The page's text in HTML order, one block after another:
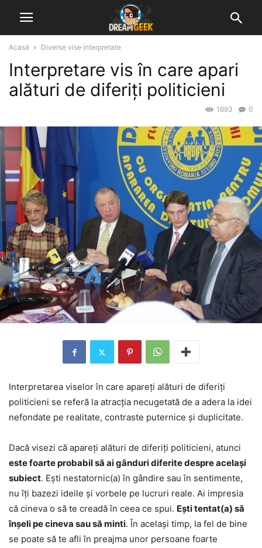
Acasă Diverse vise interpretate
Interpretare vis în care apari
alături de diferiți politicieni
0
1693
Interpretarea viselor în care apareți alături de diferiți
politicieni se referă la atracția necugetată de a adera la idei
nefondate pe realitate, contraste puternice și duplicitate.
Dacă visezi că apareți alături de diferiți politicieni, atunci
este foarte probabil să ai gânduri diferite despre același
subiect. Ești nestatornic(a) în gândire sau în sentimente,
nu îți bazezi ideile și vorbele pe lucruri reale. Ai impresia
că cineva o să te creadă în ceea ce spui. Ești tentat(a) să
înșeli pe cineva sau să minti. În același timp, la fel de bine
se poate să te afli în preajma unor persoane foarte